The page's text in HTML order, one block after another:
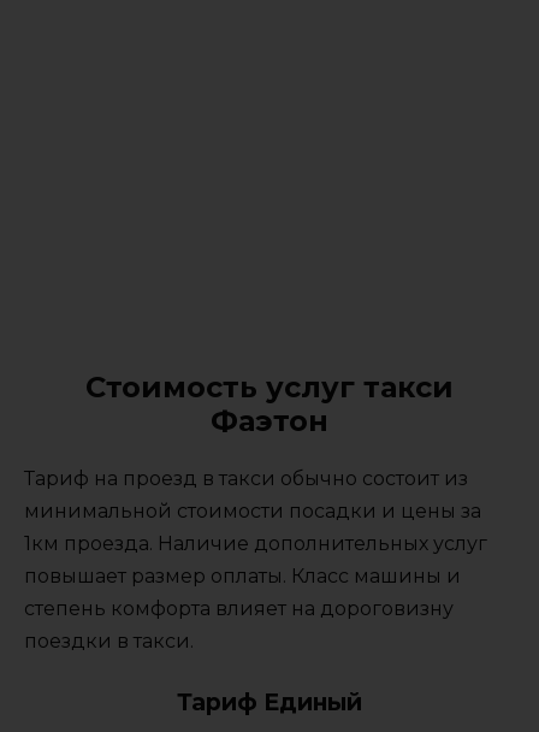
Стоимость услуг такси
Фаэтон
Тариф на проезд в такси обычно состоит из
минимальной стоимости посадки и цены за
1км проезда. Наличие дополнительных услуг
повышает размер оплаты. Класс машины и
степень комфорта влияет на дороговизну
поездки в такси.
Тариф Единый